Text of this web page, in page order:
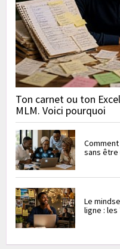
Ton carnet ou ton
MLM. Voici pourquoi
sans être
Le
ligne : les